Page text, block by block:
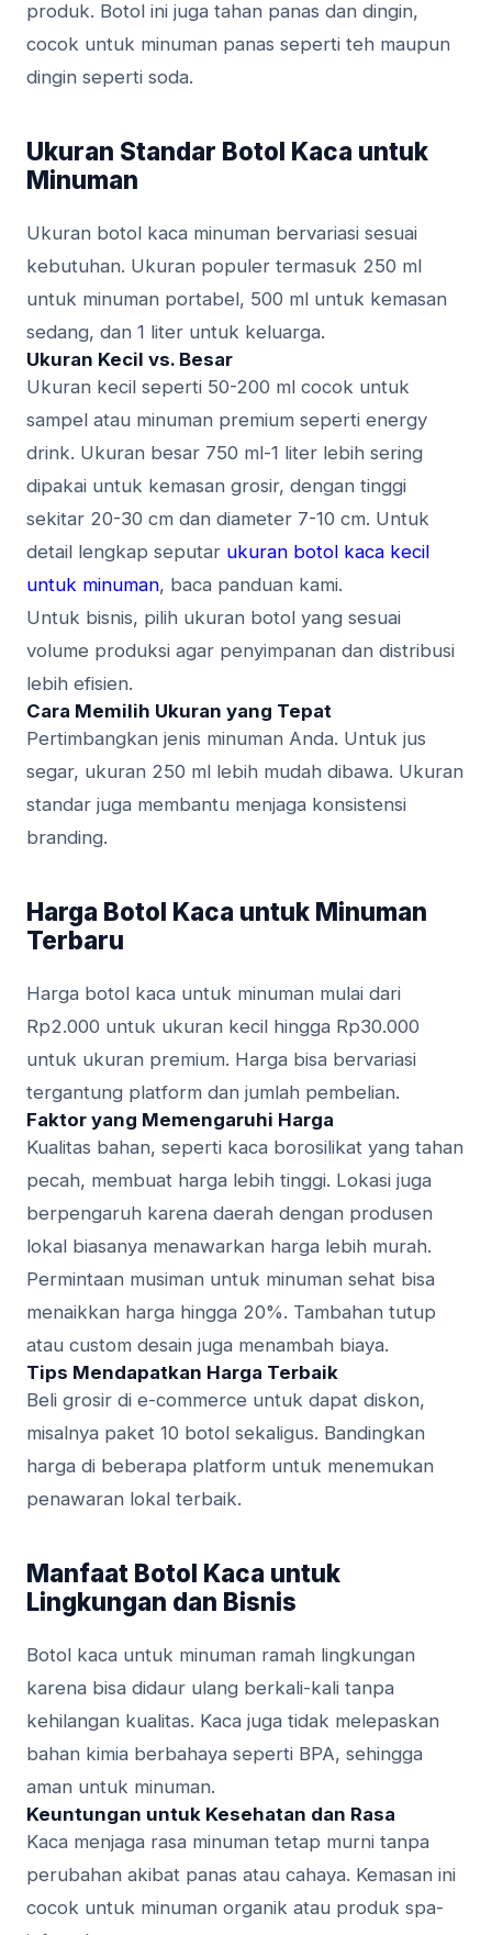
produk. Botol ini juga tahan panas dan dingin,
cocok untuk minuman panas seperti teh maupun
dingin seperti soda.
Ukuran Standar Botol Kaca untuk
Minuman
Ukuran botol kaca minuman bervariasi sesuai
kebutuhan. Ukuran populer termasuk 250 ml
untuk minuman portabel, 500 ml untuk kemasan
sedang, dan 1 liter untuk keluarga.
Ukuran Kecil vs. Besar
Ukuran kecil seperti 50-200 ml cocok untuk
sampel atau minuman premium seperti energy
drink. Ukuran besar 750 ml-1 liter lebih sering
dipakai untuk kemasan grosir, dengan tinggi
sekitar 20-30 cm dan diameter 7-10 cm. Untuk
detail lengkap seputar ukuran botol kaca kecil
untuk minuman, baca panduan kami.
Untuk bisnis, pilih ukuran botol yang sesuai
volume produksi agar penyimpanan dan distribusi
lebih efisien.
Cara Memilih Ukuran yang Tepat
Pertimbangkan jenis minuman Anda. Untuk jus
segar, ukuran 250 ml lebih mudah dibawa. Ukuran
standar juga membantu menjaga konsistensi
branding.
Harga Botol Kaca untuk Minuman
Terbaru
Harga botol kaca untuk minuman mulai dari
Rp2.000 untuk ukuran kecil hingga Rp30.000
untuk ukuran premium. Harga bisa bervariasi
tergantung platform dan jumlah pembelian.
Faktor yang Memengaruhi Harga
Kualitas bahan, seperti kaca borosilikat yang tahan
pecah, membuat harga lebih tinggi. Lokasi juga
berpengaruh karena daerah dengan produsen
lokal biasanya menawarkan harga lebih murah.
Permintaan musiman untuk minuman sehat bisa
menaikkan harga hingga 20%. Tambahan tutup
atau custom desain juga menambah biaya.
Tips Mendapatkan Harga Terbaik
Beli grosir di e-commerce untuk dapat diskon,
misalnya paket 10 botol sekaligus. Bandingkan
harga di beberapa platform untuk menemukan
penawaran lokal terbaik.
Manfaat Botol Kaca untuk
Lingkungan dan Bisnis
Botol kaca untuk minuman ramah lingkungan
karena bisa didaur ulang berkali-kali tanpa
kehilangan kualitas. Kaca juga tidak melepaskan
bahan kimia berbahaya seperti BPA, sehingga
aman untuk minuman.
Keuntungan untuk Kesehatan dan Rasa
Kaca menjaga rasa minuman tetap murni tanpa
perubahan akibat panas atau cahaya. Kemasan ini
cocok untuk minuman organik atau produk spa-